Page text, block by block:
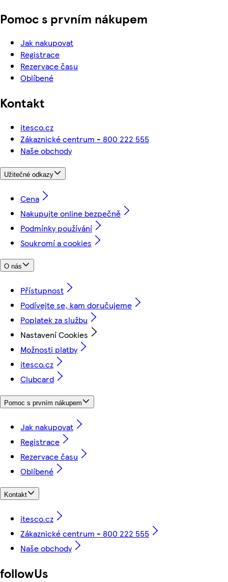
Pomoc s prvním nákupem
Jak nakupovat
Registrace
Rezervace času
Oblíbené
Kontakt
itesco.cz
Zákaznické centrum - 800 222 555
Naše obchody
Užitečné odkazy
Cena
Nakupujte online bezpečně
Podmínky používání
Soukromí a cookies
O nás
Přístupnost
Podívejte se, kam doručujeme
Poplatek za službu
Nastavení Cookies
Možnosti platby
itesco.cz
Clubcard
Pomoc s prvním nákupem
Jak nakupovat
Registrace
Rezervace času
Oblíbené
Kontakt
itesco.cz
Zákaznické centrum - 800 222 555
Naše obchody
followUs